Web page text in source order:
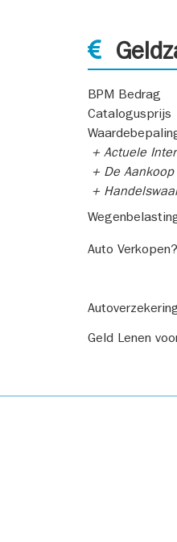
BPM Bedrag
Catalogusprijs
+ Actuele
+ De
+
Auto Verkopen?
Geld Lenen